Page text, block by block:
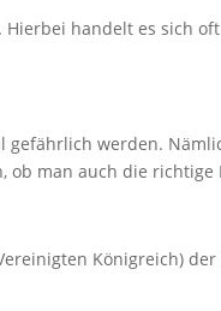
handelt es sich
werden.
ob man auch die
Königreich)